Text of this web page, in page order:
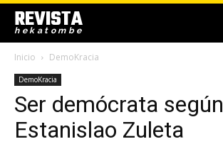
REVISTA
hekatombe
Inicio DemoKracia
DemoKracia
Ser demócrata según
Estanislao Zuleta